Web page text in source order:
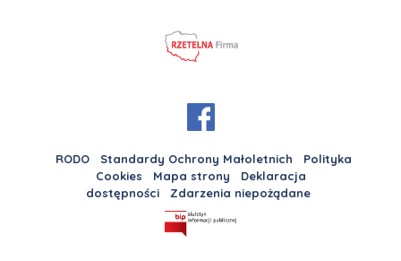
RODO Standardy Ochrony Małoletnich
Polityka
Cookies
Mapa strony
Deklaracja
dostępności
Zdarzenia niepożądane